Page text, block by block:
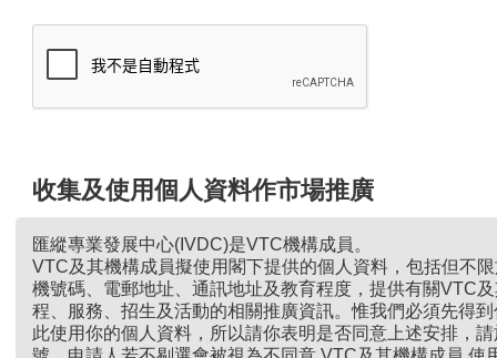
收集及使用個人資料作市場推廣
匯縱專業發展中心(IVDC)是VTC機構成員。
VTC及其機構成員擬使用閣下提供的個人資料，包括但不
機號碼、電郵地址、通訊地址及教育程度，提供有關VTC
程、服務、招生及活動的相關推廣資訊。惟我們必須先得
此使用你的個人資料，所以請你表明是否同意上述安排，